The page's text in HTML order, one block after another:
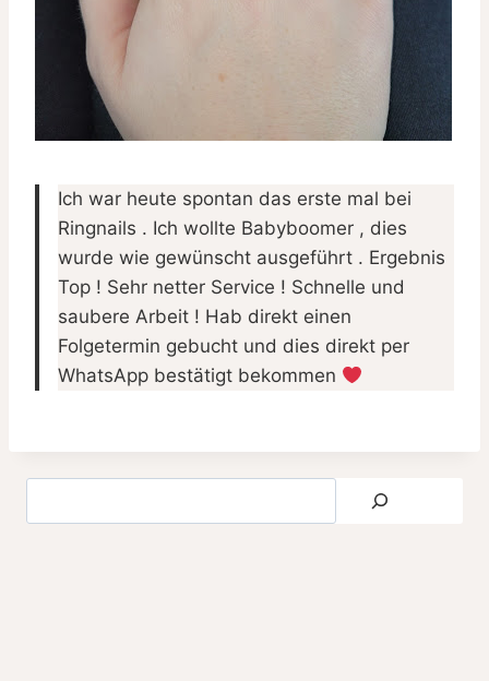
Ich war heute spontan das erste mal bei
Ringnails . Ich wollte Babyboomer , dies
wurde wie gewünscht ausgeführt . Ergebnis
Top ! Sehr netter Service ! Schnelle und
saubere Arbeit ! Hab direkt einen
Folgetermin gebucht und dies direkt per
WhatsApp bestätigt bekommen